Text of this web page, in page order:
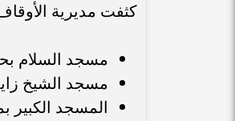
كثفت مديرية
مسجد السلام
مسجد الشيخ
المسجد الكبير